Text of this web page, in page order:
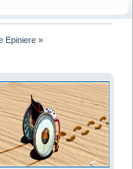
Epiniere »